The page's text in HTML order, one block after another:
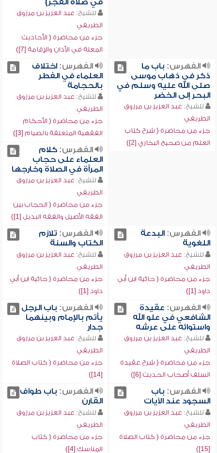
في صلاة الفجر)
للشيخ: عبد العزيز بن مرزوق
الطريفي
جزء من محاضرة ( الأحاديث
المعلة في الأذان والإقامة [7])
الفهرس: باب ما
ذكر في ذهاب موسى
صلى الله عليه وسلم في
البحر إلى الخضر
للشيخ: عبد العزيز بن مرزوق
الطريفي
جزء من محاضرة ( شرح كتاب
العلم من صحيح البخاري [2])
الفهرس:اختلاف
العلماء في الفطر
بالحجامة
للشيخ: عبد العزيز بن مرزوق
الطريفي
جزء من محاضرة ( الأحكام
الفقهية المتعلقة بالصيام [3])
الفهرس:كلام
العلماء على حجاب
المرأة في الصلاة وخارجها
للشيخ: عبد العزيز بن مرزوق
الطريفي
جزء من محاضرة ( الحجاب بين
الفقه الأصيل والفقه البديل [1])
الفهرس:البدعة
اللغوية
للشيخ: عبد العزيز بن مرزوق
الطريفي
جزء من محاضرة ( حائية ابن أبي
داود [1])
الفهرس: تلازم
الكتاب والسنة
للشيخ: عبد العزيز بن مرزوق
الطريفي
جزء من محاضرة ( حائية ابن أبي
داود [1])
الفهرس: عقيدة
الشافعي في علو الله
واستوائه على عرشه
للشيخ: عبد العزيز بن مرزوق
الطريفي
جزء من محاضرة ( شرح عقيدة
السلف أصحاب الحديث [6])
الفهرس: باب الرجل
يأتم بالإمام وبينهما
جدار
للشيخ: عبد العزيز بن مرزوق
الطريفي
جزء من محاضرة ( كتاب الصلاة
[14])
الفهرس: باب
السجود عند الآيات
للشيخ: عبد العزيز بن مرزوق
الطريفي
جزء من محاضرة ( كتاب الصلاة
[15])
الفهرس: باب طواف
القارن
للشيخ: عبد العزيز بن مرزوق
الطريفي
جزء من محاضرة ( كتاب
المناسك [4])